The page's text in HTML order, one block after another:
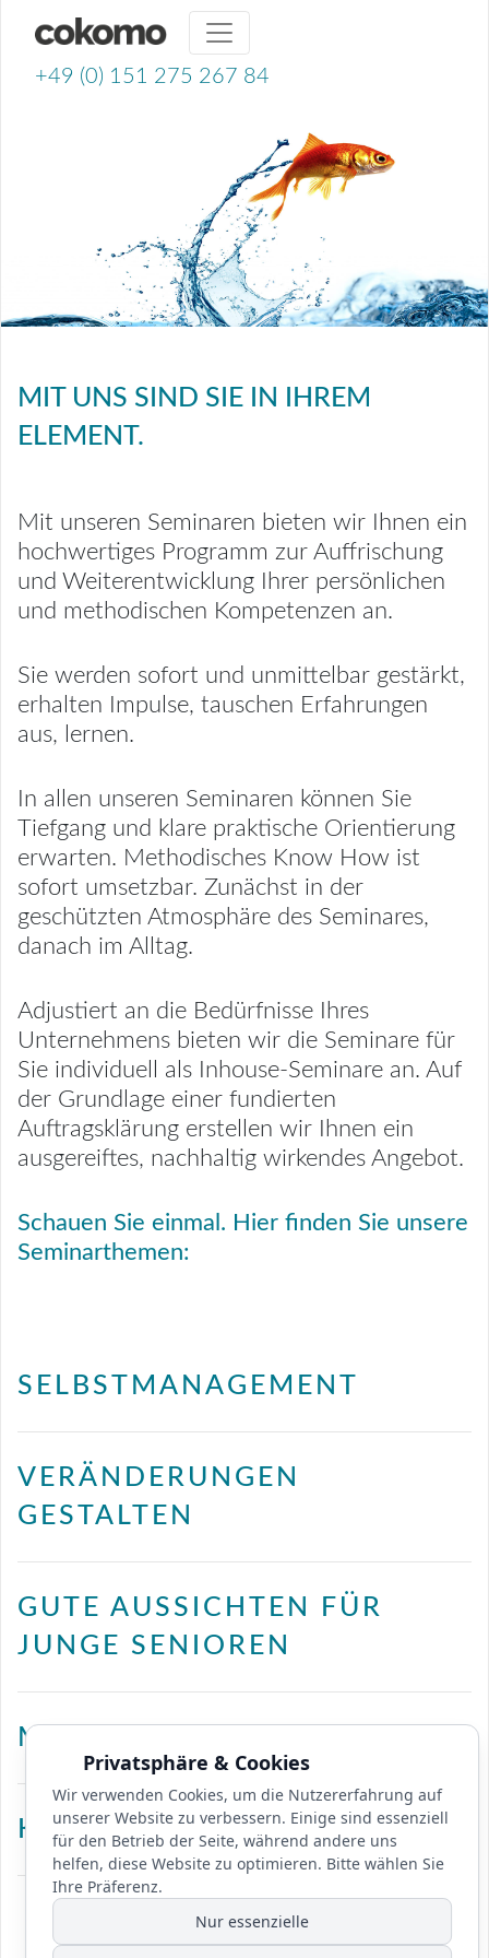
+49 (0) 151 275 267 84
MIT UNS SIND SIE IN IHREM
ELEMENT.
Mit unseren Seminaren bieten wir Ihnen ein
hochwertiges Programm zur Auffrischung
und Weiterentwicklung Ihrer persönlichen
und methodischen Kompetenzen an.
Sie werden sofort und unmittelbar gestärkt,
erhalten Impulse, tauschen Erfahrungen
aus, lernen.
In allen unseren Seminaren können Sie
Tiefgang und klare praktische Orientierung
erwarten. Methodisches Know How ist
sofort umsetzbar. Zunächst in der
geschützten Atmosphäre des Seminares,
danach im Alltag.
Adjustiert an die Bedürfnisse Ihres
Unternehmens bieten wir die Seminare für
Sie individuell als Inhouse-Seminare an. Auf
der Grundlage einer fundierten
Auftragsklärung erstellen wir Ihnen ein
ausgereiftes, nachhaltig wirkendes Angebot.
Schauen Sie einmal. Hier finden Sie unsere
Seminarthemen:
SELBSTMANAGEMENT
VERÄNDERUNGEN
GESTALTEN
GUTE AUSSICHTEN FÜR
JUNGE SENIOREN
MODERATION
KONFLIKTMANAGEMENT
Privatsphäre & Cookies
Wir verwenden Cookies, um die Nutzererfahrung auf
unserer Website zu verbessern. Einige sind essenziell
für den Betrieb der Seite, während andere uns
helfen, diese Website zu optimieren. Bitte wählen Sie
Ihre Präferenz.
Nur essenzielle